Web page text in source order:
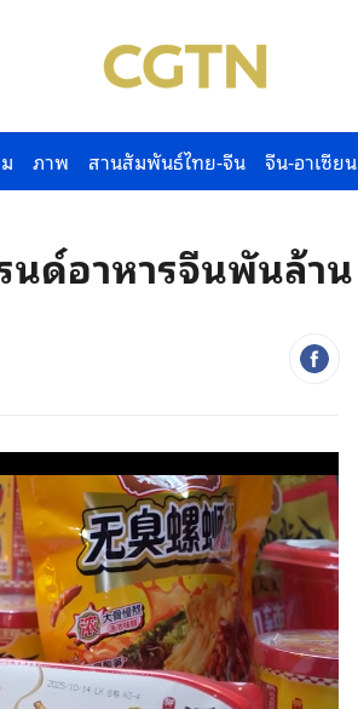
ภาพ สานสัมพันธ์ไทย-จีน จีน-อาเซียน
ด์อาหารจีนพันล้าน